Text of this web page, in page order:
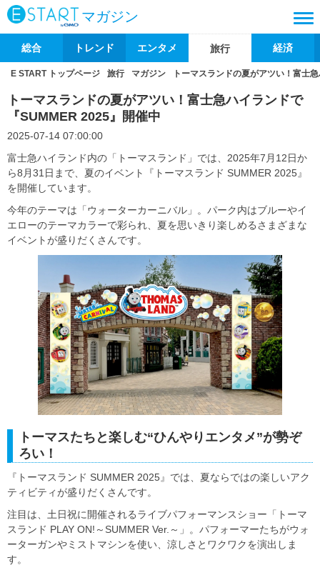
マガジン
総合 トレンド エンタメ 旅行 経済
E START トップページ 旅行 マガジン トーマスランドの夏がアツい！富士
トーマスランドの夏がアツい！富士急ハイランドで
『SUMMER 2025』開催中
2025-07-14 07:00:00
富士急ハイランド内の「トーマスランド」では、2025年7月12日か
ら8月31日まで、夏のイベント『トーマスランド SUMMER 2025』
を開催しています。
今年のテーマは「ウォーターカーニバル」。パーク内はブルーやイ
エローのテーマカラーで彩られ、夏を思いきり楽しめるさまざまな
イベントが盛りだくさんです。
トーマスたちと楽しむ“ひんやりエンタメ”が勢ぞ
ろい！
『トーマスランド SUMMER 2025』では、夏ならではの楽しいアク
ティビティが盛りだくさんです。
注目は、土日祝に開催されるライブパフォーマンスショー「トーマ
スランド PLAY ON!～SUMMER Ver.～」。パフォーマーたちがウォ
ーターガンやミストマシンを使い、涼しさとワクワクを演出しま
す。